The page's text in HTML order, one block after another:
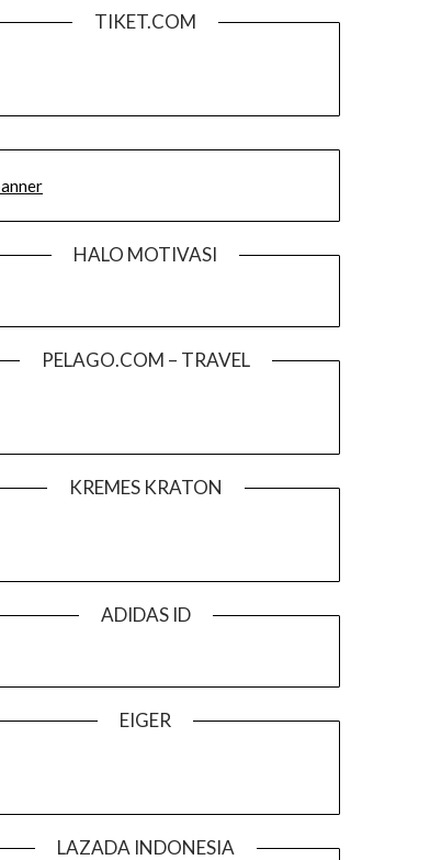
TIKET.COM
HALO MOTIVASI
PELAGO.COM – TRAVEL
KREMES KRATON
ADIDAS ID
EIGER
LAZADA INDONESIA